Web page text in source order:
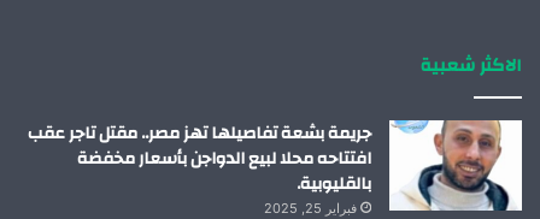
الاكثر شعبية
جريمة بشعة تفاصيلها تهز مصر.. مقتل تاجر عقب
افتتاحه محلا لبيع الدواجن بأسعار مخفضة
بالقليوبية.
فبراير 25, 2025